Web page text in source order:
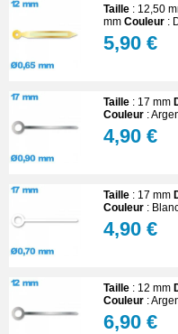
Taille : 12,50
mm Couleur :
5,90 €
Taille : 17 mm
Couleur :
4,90 €
Taille : 17 mm
Couleur :
4,90 €
Taille : 12 mm
Couleur :
6,90 €